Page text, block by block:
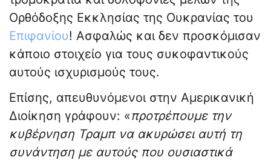
Ορθόδοξης Εκκλησίας της Ουκρανίας του
Επιφανίου! Ασφαλώς και δεν προσκόμισαν
κάποιο στοιχείο για τους συκοφαντικούς
αυτούς ισχυρισμούς τους.
Επίσης, απευθυνόμενοι στην Αμερικανική
Διοίκηση γράφουν: «προτρέπουμε την
κυβέρνηση Τραμπ να ακυρώσει αυτή τη
συνάντηση με αυτούς που ουσιαστικά